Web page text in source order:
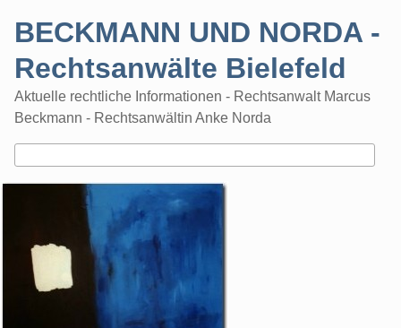
BECKMANN UND NORDA -
Rechtsanwälte Bielefeld
Aktuelle rechtliche Informationen - Rechtsanwalt Marcus
Beckmann - Rechtsanwältin Anke Norda